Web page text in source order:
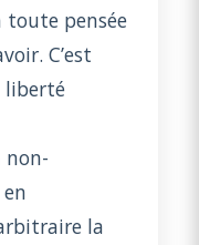
pensée
C’est
liberté
non-
la